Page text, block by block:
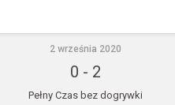
2 września 2020
0 - 2
Pełny Czas bez dogrywki